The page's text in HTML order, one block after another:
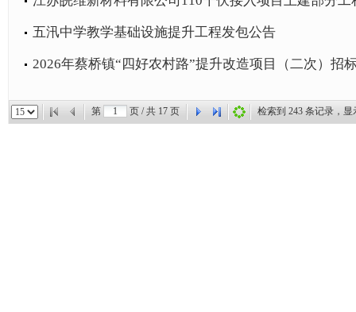
五汛中学教学基础设施提升工程发包公告
2026年蔡桥镇“四好农村路”提升改造项目（二次）招
第 页 / 共 17 页 检索到 243 条记录，